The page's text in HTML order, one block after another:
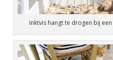
Inktvis hangt te drogen bij